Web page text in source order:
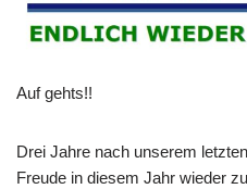
Auf gehts!!
Drei Jahre nach unserem
Freude in diesem Jahr wieder